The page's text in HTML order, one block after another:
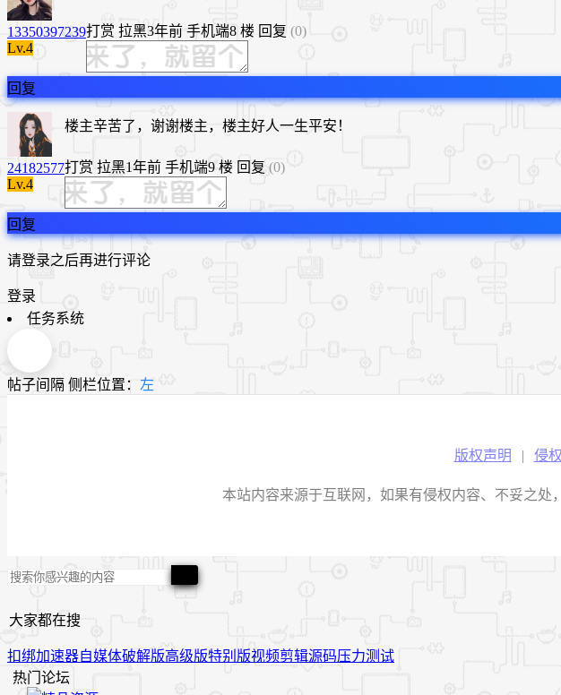
13350397239
Lv.4
打赏 拉黑3年前 手机端8 楼 回复 (0)
回复
24182577
Lv.4
楼主辛苦了，谢谢楼主，楼主好人一生平安！
打赏 拉黑1年前 手机端9 楼 回复 (0)
回复
请登录之后再进行评论
登录
任务系统
帖子间隔 侧栏位置： 左
版权声明 | 侵
本站内容来源于互联网，如果有侵权内容、不妥之处
大家都在搜
扣绑加速器自媒体破解版高级版特别版视频剪辑源码压力测试
热门论坛